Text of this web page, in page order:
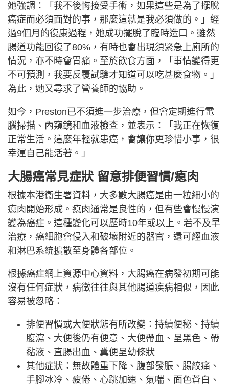
她強調：「我不後悔接受手術，如果這些是為了擺脫
癌症而必須面對的事，那麼這就是我必須做的。」經
過9個月的復康過程，她成功擺脫了臨時造口。雖然
腸道功能回復了80%，有時也會出現須緊急上廁所的
情況，亦不時會胃痛。至於飲食方面，「事情變得更
不可預測，我要反覆試驗才知道可以吃甚麼食物。」
為此，她又尋求了營養師的協助。
如今，Preston已不須進一步治療，但會定期進行電
腦掃描、內窺鏡和血液檢查，並表示：「我正在恢復
正常生活。這麼年輕就患癌，會讓你更珍惜小事，很
幸運自己能活著。」
大腸癌常見症狀 留意排便習慣/瘜肉
根據本港衞生署資料，大多數大腸癌是由一粒細小的
瘜肉開始形成。瘜肉通常是良性的，但有些會慢慢演
變為癌症。這種變化可以歷時10年或以上。若不及早
治療，癌細胞會侵入和破壞附近的器官，還可經血液
和淋巴系統擴散至身體各部位。
根據癌症網上資源中心資料，大腸癌在病發初期可能
沒有任何症狀，病徵往往與其他腸道疾病相似，因此
容易被忽略：
排便習慣或大便狀態有所改變：持續便秘、持續
腹瀉、大便後仍有便意、大便帶血、呈黑色、帶
黏液、直腸出血、糞便呈幼條狀
其他症狀：無故體重下降、腹部發脹、腸絞痛、
手腳冰冷、疲倦、心跳加速、氣喘、面色蒼白、